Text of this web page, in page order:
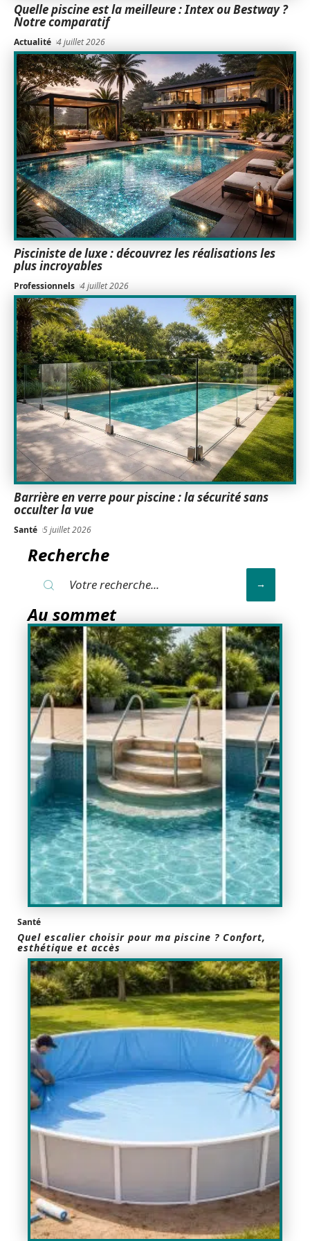
Quelle piscine est la meilleure : Intex ou Bestway ?
Notre comparatif
Actualité 4 juillet 2026
Pisciniste de luxe : découvrez les réalisations les
plus incroyables
Professionnels 4 juillet 2026
Barrière en verre pour piscine : la sécurité sans
occulter la vue
Santé 5 juillet 2026
Recherche
Au sommet
Santé
Quel escalier choisir pour ma piscine ? Confort,
esthétique et accès